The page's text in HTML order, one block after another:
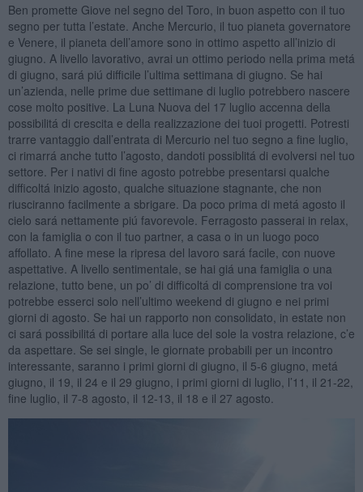
Ben promette Giove nel segno del Toro, in buon aspetto con il tuo
segno per tutta l’estate. Anche Mercurio, il tuo pianeta governatore
e Venere, il pianeta dell’amore sono in ottimo aspetto all’inizio di
giugno. A livello lavorativo, avrai un ottimo periodo nella prima metá
di giugno, sará piú difficile l’ultima settimana di giugno. Se hai
un’azienda, nelle prime due settimane di luglio potrebbero nascere
cose molto positive. La Luna Nuova del 17 luglio accenna della
possibilitá di crescita e della realizzazione dei tuoi progetti. Potresti
trarre vantaggio dall’entrata di Mercurio nel tuo segno a fine luglio,
ci rimarrá anche tutto l’agosto, dandoti possiblitá di evolversi nel tuo
settore. Per i nativi di fine agosto potrebbe presentarsi qualche
difficoltá inizio agosto, qualche situazione stagnante, che non
riusciranno facilmente a sbrigare. Da poco prima di metá agosto il
cielo sará nettamente piú favorevole. Ferragosto passerai in relax,
con la famiglia o con il tuo partner, a casa o in un luogo poco
affollato. A fine mese la ripresa del lavoro sará facile, con nuove
aspettative. A livello sentimentale, se hai giá una famiglia o una
relazione, tutto bene, un po’ di difficoltá di comprensione tra voi
potrebbe esserci solo nell’ultimo weekend di giugno e nei primi
giorni di agosto. Se hai un rapporto non consolidato, in estate non
ci sará possibilitá di portare alla luce del sole la vostra relazione, c’e
da aspettare. Se sei single, le giornate probabili per un incontro
interessante, saranno i primi giorni di giugno, il 5-6 giugno, metá
giugno, il 19, il 24 e il 29 giugno, i primi giorni di luglio, l’11, il 21-22,
fine luglio, il 7-8 agosto, il 12-13, il 18 e il 27 agosto.